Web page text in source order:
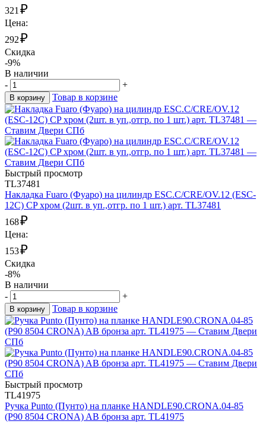
321₽
Цена:
292₽
Скидка
-9%
В наличии
-
+
В корзину Товар в корзине
Быстрый просмотр
TL37481
Накладка Fuaro (Фуаро) на цилиндр ESC.C/CRE/OV.12 (ESC-
12C) CP хром (2шт. в уп.,отгр. по 1 шт.) арт. TL37481
168₽
Цена:
153₽
Скидка
-8%
В наличии
-
+
В корзину Товар в корзине
Быстрый просмотр
TL41975
Ручка Punto (Пунто) на планке HANDLE90.CRONA.04-85
(P90 8504 CRONA) AB бронза арт. TL41975